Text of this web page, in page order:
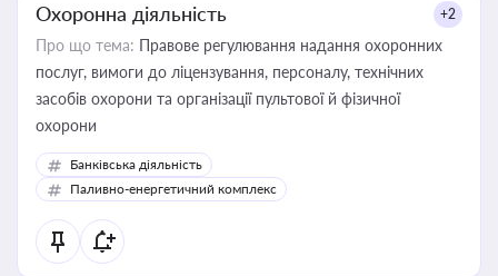
Охоронна діяльність +2
Про що тема: Правове регулювання надання охоронних
послуг, вимоги до ліцензування, персоналу, технічних
засобів охорони та організації пультової й фізичної
охорони
Банківська діяльність
Паливно-енергетичний комплекс